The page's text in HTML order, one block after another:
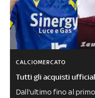
CALCIOMERCATO
Tutti gli acquisti
Dall'ultimo fino al